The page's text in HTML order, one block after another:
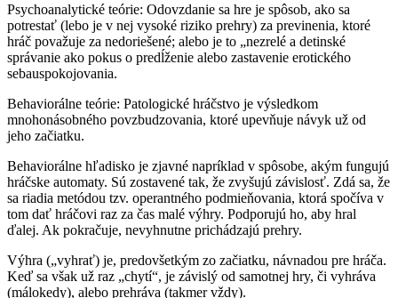
Psychoanalytické teórie: Odovzdanie sa hre je spôsob, ako sa
potrestať (lebo je v nej vysoké riziko prehry) za previne­nia, ktoré
hráč považuje za nedoriešené; alebo je to „nezrelé a detinské
správanie ako pokus o predĺženie alebo zastavenie erotického
sebauspokojovania.
Behaviorálne teórie: Patologické hráč­stvo je výsledkom
mnohonásobného povzbudzovania, ktoré upevňuje návyk už od
jeho začiatku.
Behaviorálne hľadisko je zjavné naprík­lad v spôsobe, akým fungujú
hráčske au­tomaty. Sú zostavené tak, že zvyšujú zá­vislosť. Zdá sa, že
sa riadia metódou tzv. operantného podmieňovania, ktorá spočíva v
tom dať hráčovi raz za čas malé výhry. Podporujú ho, aby hral
ďalej. Ak pokračuje, nevyhnutne prichádzajú pre­hry.
Výhra („vyhrať) je, predovšetkým zo za­čiatku, návnadou pre hráča.
Keď sa však už raz „chytí“, je závislý od samotnej hry, či vyhráva
(málokedy), alebo prehráva (tak­mer vždy).